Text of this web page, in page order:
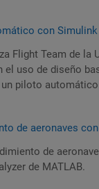
con Simulink
Flight Team de la
el uso de diseño
piloto
de aeronaves
de
de MATLAB.